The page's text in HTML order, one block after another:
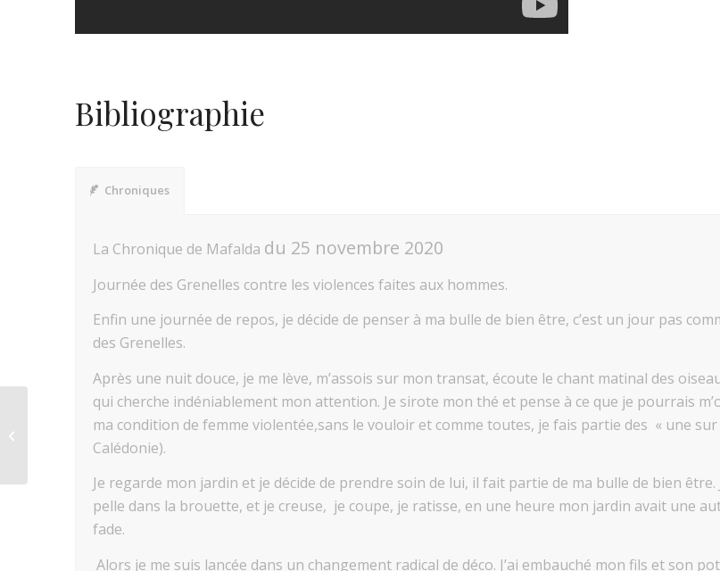
Bibliographie
Chroniques
La Chronique de Mafalda du 25 novembre 2020
Journée des Grenelles contre les violences faites aux hommes.
Enfin une journée de repos, je décide de penser à ma bulle de bien être, c’est un jour pas
des Grenelles.
Après une nuit douce, je me lève, m’assois sur mon transat, écoute le chant matinal des
qui cherche indéniablement mon attention. Je sirote mon thé et pense à ce que je pourrais
ma condition de femme violentée,sans le vouloir et comme toutes, je fais partie des « une
Calédonie).
Je regarde mon jardin et je décide de prendre soin de lui, il fait partie de ma bulle de bien
pelle dans la brouette, et je creuse, je coupe, je ratisse, en une heure mon jardin avait une
fade.
Alors je me suis lancée dans un changement radical de déco. J’ai embauché mon fils et son
ALEXANDRE ROSADA